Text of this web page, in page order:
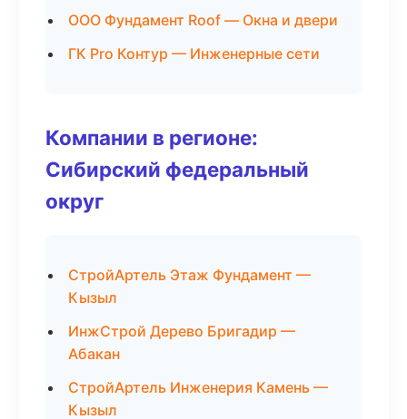
ООО Фундамент Roof — Окна и двери
ГК Pro Контур — Инженерные сети
Компании в регионе:
Сибирский федеральный
округ
СтройАртель Этаж Фундамент —
Кызыл
ИнжСтрой Дерево Бригадир —
Абакан
СтройАртель Инженерия Камень —
Кызыл